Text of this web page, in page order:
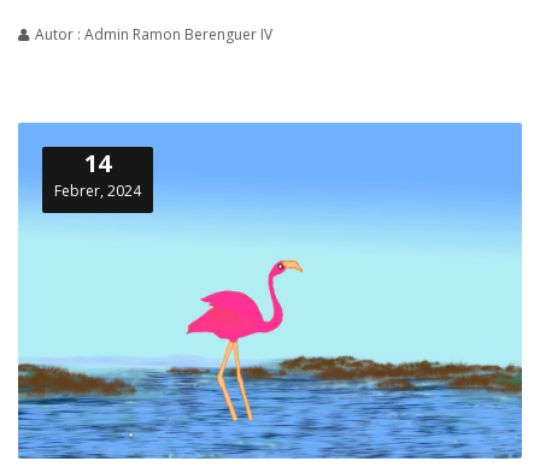
Autor : Admin Ramon Berenguer IV
14
Febrer, 2024